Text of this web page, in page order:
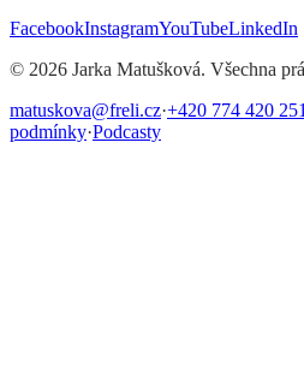
FacebookInstagramYouTubeLinkedIn
© 2026 Jarka Matušková. Všechna
matuskova@freli.cz·+420 774 420 251
podmínky·Podcasty